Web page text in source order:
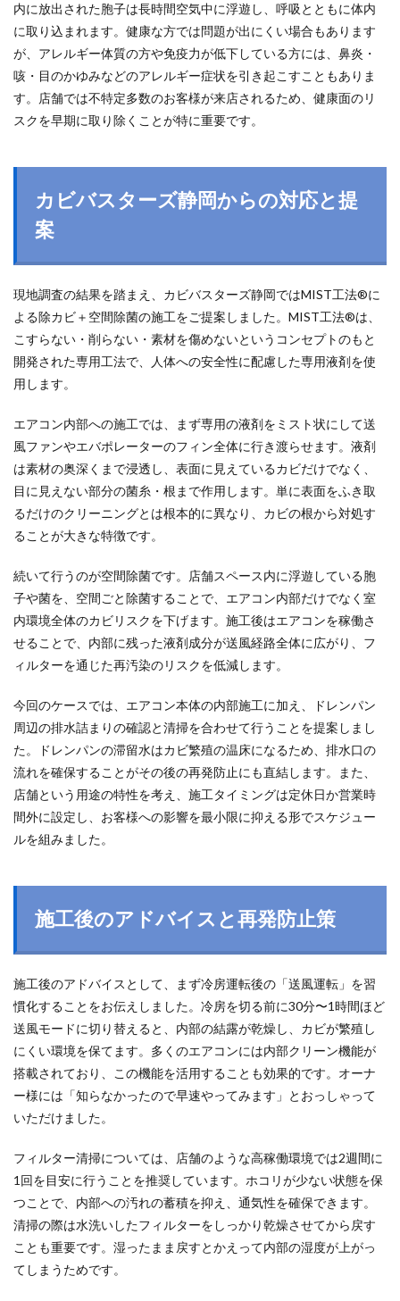
内に放出された胞子は長時間空気中に浮遊し、呼吸とともに体内
に取り込まれます。健康な方では問題が出にくい場合もあります
が、アレルギー体質の方や免疫力が低下している方には、鼻炎・
咳・目のかゆみなどのアレルギー症状を引き起こすこともありま
す。店舗では不特定多数のお客様が来店されるため、健康面のリ
スクを早期に取り除くことが特に重要です。
カビバスターズ静岡からの対応と提
案
現地調査の結果を踏まえ、カビバスターズ静岡ではMIST工法®に
よる除カビ＋空間除菌の施工をご提案しました。MIST工法®は、
こすらない・削らない・素材を傷めないというコンセプトのもと
開発された専用工法で、人体への安全性に配慮した専用液剤を使
用します。
エアコン内部への施工では、まず専用の液剤をミスト状にして送
風ファンやエバポレーターのフィン全体に行き渡らせます。液剤
は素材の奥深くまで浸透し、表面に見えているカビだけでなく、
目に見えない部分の菌糸・根まで作用します。単に表面をふき取
るだけのクリーニングとは根本的に異なり、カビの根から対処す
ることが大きな特徴です。
続いて行うのが空間除菌です。店舗スペース内に浮遊している胞
子や菌を、空間ごと除菌することで、エアコン内部だけでなく室
内環境全体のカビリスクを下げます。施工後はエアコンを稼働さ
せることで、内部に残った液剤成分が送風経路全体に広がり、フ
ィルターを通じた再汚染のリスクを低減します。
今回のケースでは、エアコン本体の内部施工に加え、ドレンパン
周辺の排水詰まりの確認と清掃を合わせて行うことを提案しまし
た。ドレンパンの滞留水はカビ繁殖の温床になるため、排水口の
流れを確保することがその後の再発防止にも直結します。また、
店舗という用途の特性を考え、施工タイミングは定休日か営業時
間外に設定し、お客様への影響を最小限に抑える形でスケジュー
ルを組みました。
施工後のアドバイスと再発防止策
施工後のアドバイスとして、まず冷房運転後の「送風運転」を習
慣化することをお伝えしました。冷房を切る前に30分〜1時間ほど
送風モードに切り替えると、内部の結露が乾燥し、カビが繁殖し
にくい環境を保てます。多くのエアコンには内部クリーン機能が
搭載されており、この機能を活用することも効果的です。オーナ
ー様には「知らなかったので早速やってみます」とおっしゃって
いただけました。
フィルター清掃については、店舗のような高稼働環境では2週間に
1回を目安に行うことを推奨しています。ホコリが少ない状態を保
つことで、内部への汚れの蓄積を抑え、通気性を確保できます。
清掃の際は水洗いしたフィルターをしっかり乾燥させてから戻す
ことも重要です。湿ったまま戻すとかえって内部の湿度が上がっ
てしまうためです。